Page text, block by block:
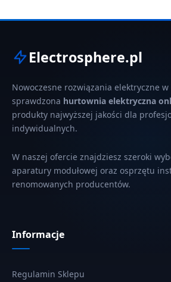
Electrosphere.pl
Nowoczesne rozwiązania elektryczne
sprawdzona hurtownia elektryczna
produkty najwyższej jakości dla
indywidualnych.
W naszej ofercie znajdziesz szeroki
aparatury modułowej oraz osprzętu
renomowanych producentów.
Informacje
Regulamin Sklepu